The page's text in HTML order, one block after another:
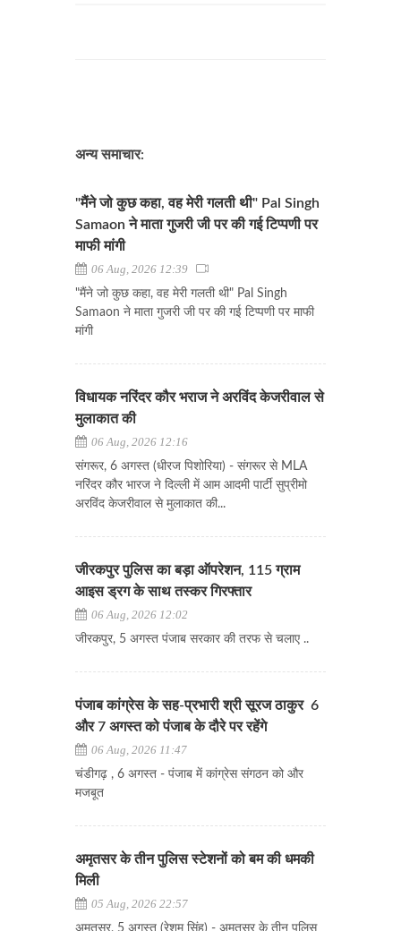
अन्य समाचार:
"मैंने जो कुछ कहा, वह मेरी गलती थी" Pal Singh
Samaon ने माता गुजरी जी पर की गई टिप्पणी पर
माफी मांगी
06 Aug, 2026 12:39
"मैंने जो कुछ कहा, वह मेरी गलती थी" Pal Singh
Samaon ने माता गुजरी जी पर की गई टिप्पणी पर माफी
मांगी
विधायक नरिंदर कौर भराज ने अरविंद केजरीवाल से
मुलाकात की
06 Aug, 2026 12:16
संगरूर, 6 अगस्त (धीरज पिशोरिया) - संगरूर से MLA
नरिंदर कौर भारज ने दिल्ली में आम आदमी पार्टी सुप्रीमो
अरविंद केजरीवाल से मुलाकात की...
जीरकपुर पुलिस का बड़ा ऑपरेशन, 115 ग्राम
आइस ड्रग के साथ तस्कर गिरफ्तार
06 Aug, 2026 12:02
जीरकपुर, 5 अगस्त पंजाब सरकार की तरफ से चलाए ..
पंजाब कांग्रेस के सह-प्रभारी श्री सूरज ठाकुर 6
और 7 अगस्त को पंजाब के दौरे पर रहेंगे
06 Aug, 2026 11:47
चंडीगढ़ , 6 अगस्त - पंजाब में कांग्रेस संगठन को और
मजबूत
अमृतसर के तीन पुलिस स्टेशनों को बम की धमकी
मिली
05 Aug, 2026 22:57
अमृतसर, 5 अगस्त (रेशम सिंह) - अमृतसर के तीन पुलिस